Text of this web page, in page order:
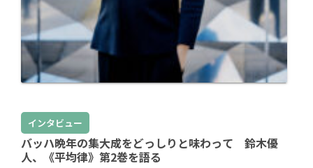
インタビュー
バッハ晩年の集大成をどっしりと味わって 鈴木優
人、《平均律》第2巻を語る